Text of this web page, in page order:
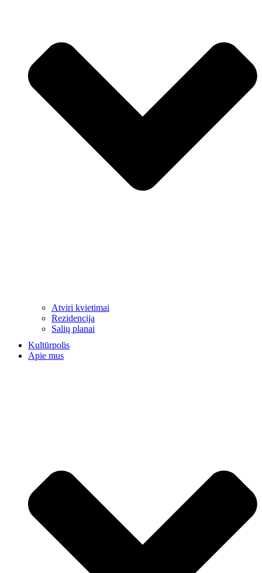
Atviri kvietimai
Rezidencija
Salių planai
Kultūrpolis
Apie mus